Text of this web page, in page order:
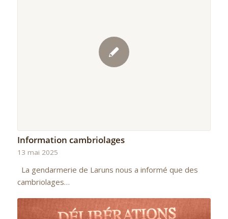
Information cambriolages
13 mai 2025
La gendarmerie de Laruns nous a informé que des
cambriolages…